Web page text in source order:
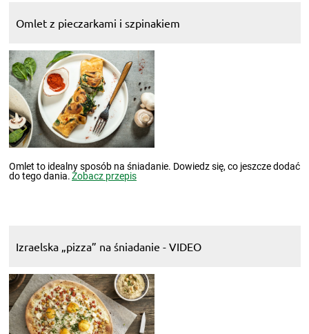
Omlet z pieczarkami i szpinakiem
Omlet to idealny sposób na śniadanie. Dowiedz się, co jeszcze dodać
do tego dania.Zobacz przepis
Izraelska „pizza” na śniadanie - VIDEO